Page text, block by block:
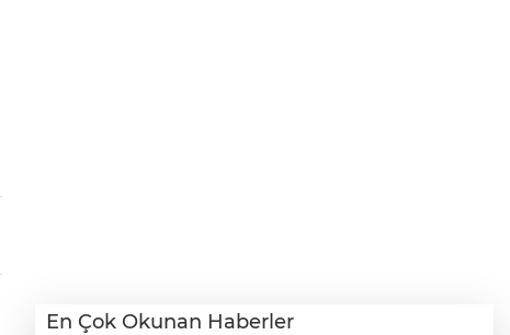
En Çok Okunan Haberler